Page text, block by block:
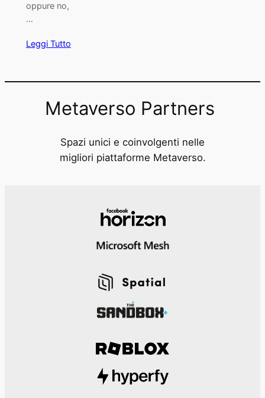
oppure no,
…
Leggi Tutto
Metaverso Partners
Spazi unici e coinvolgenti nelle
migliori piattaforme Metaverso.